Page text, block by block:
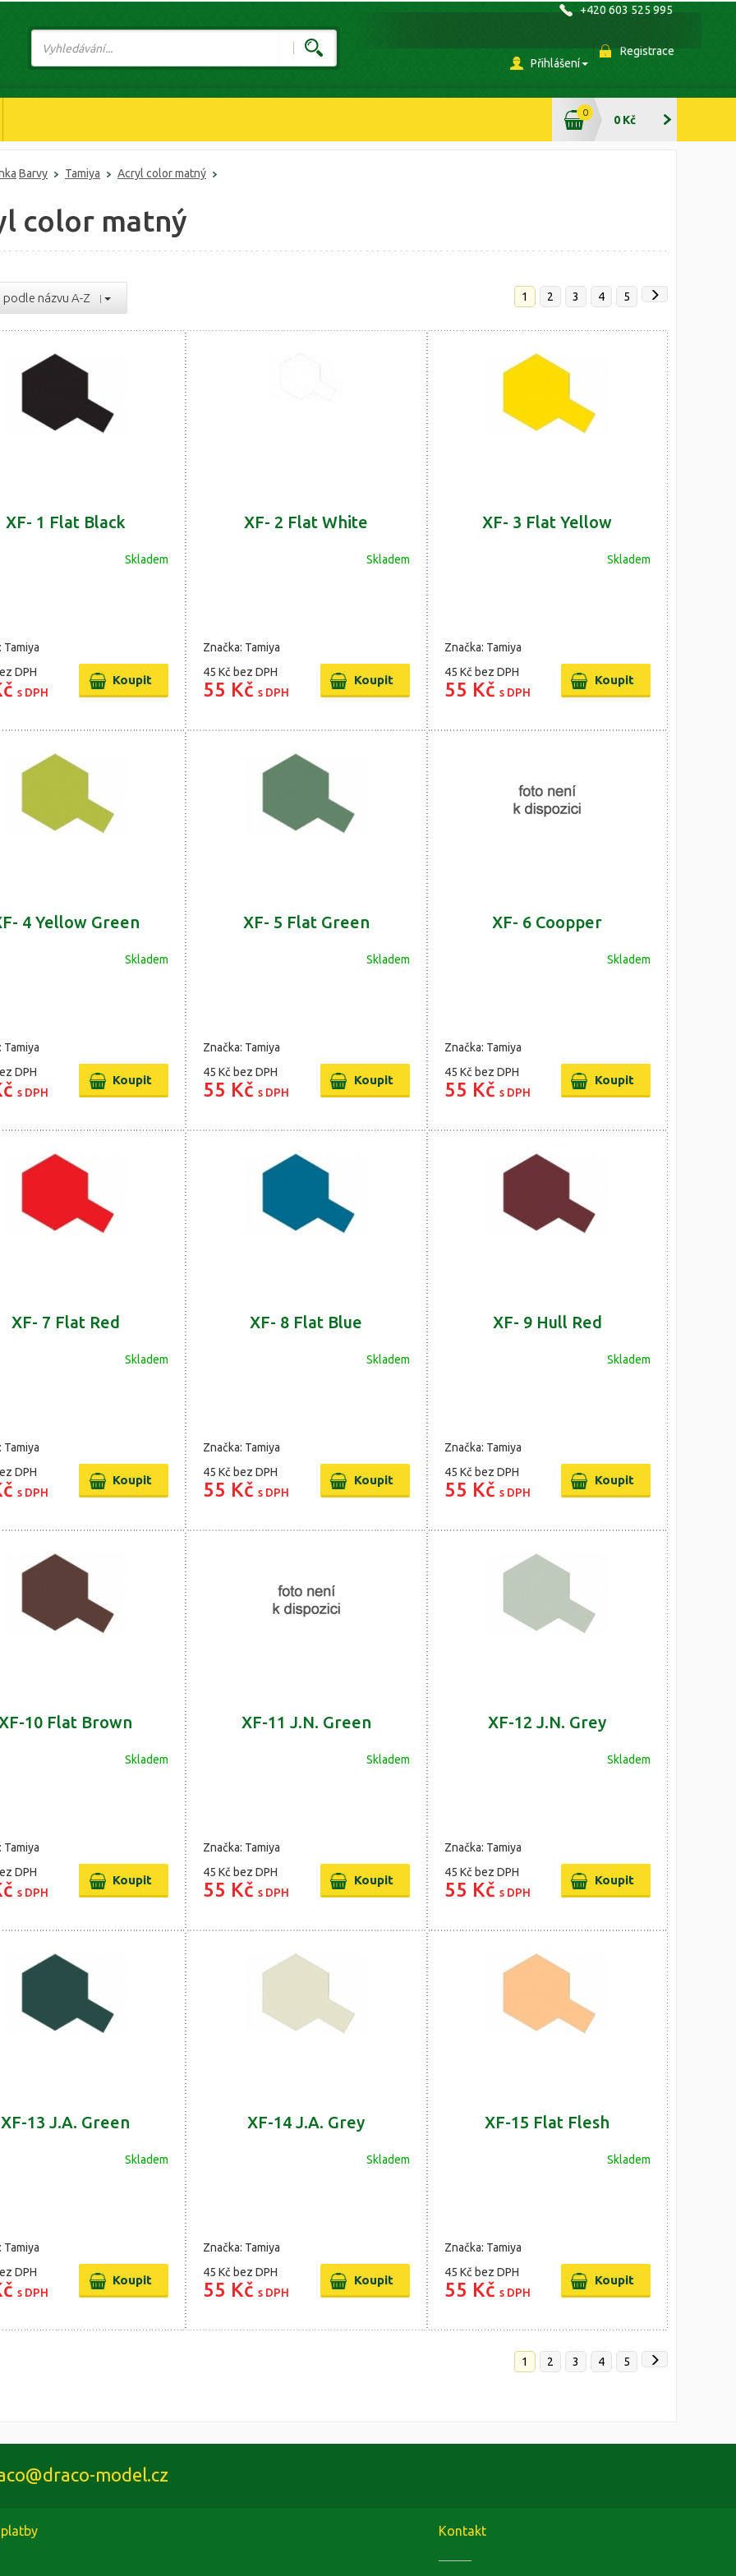
+420 603 525 995
Přihlášení
Registrace
0
0 Kč
Barvy Tamiya Acryl color matný
color matný
podle názvu A-Z 1 2 3 4 5
XF- 1 Flat Black
Skladem
Tamiya
DPH
s DPH
XF- 2 Flat White
Skladem
Značka: Tamiya
45 Kč bez DPH
55 Kčs DPH
XF- 3 Flat Yellow
Skladem
Značka: Tamiya
45 Kč bez DPH
55 Kč s DPH
4 Yellow Green
Skladem
Tamiya
DPH
s DPH
XF- 5 Flat Green
Skladem
Značka: Tamiya
45 Kč bez DPH
55 Kčs DPH
XF- 6 Coopper
Skladem
Značka: Tamiya
45 Kč bez DPH
55 Kč s DPH
XF- 7 Flat Red
Skladem
Tamiya
DPH
s DPH
XF- 8 Flat Blue
Skladem
Značka: Tamiya
45 Kč bez DPH
55 Kčs DPH
XF- 9 Hull Red
Skladem
Značka: Tamiya
45 Kč bez DPH
55 Kč s DPH
10 Flat Brown
Skladem
Tamiya
DPH
s DPH
XF-11 J.N. Green
Skladem
Značka: Tamiya
45 Kč bez DPH
55 Kčs DPH
XF-12 J.N. Grey
Skladem
Značka: Tamiya
45 Kč bez DPH
55 Kč s DPH
XF-13 J.A. Green
Skladem
Tamiya
DPH
s DPH
XF-14 J.A. Grey
Skladem
Značka: Tamiya
45 Kč bez DPH
55 Kčs DPH
XF-15 Flat Flesh
Skladem
Značka: Tamiya
45 Kč bez DPH
55 Kč s DPH
1 2 3 4 5
model.cz
Kontakt